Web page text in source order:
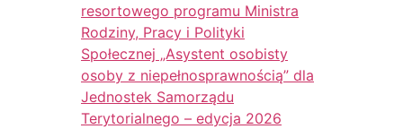
resortowego programu Ministra
Rodziny, Pracy i Polityki
Społecznej „Asystent osobisty
osoby z niepełnosprawnością” dla
Jednostek Samorządu
Terytorialnego – edycja 2026